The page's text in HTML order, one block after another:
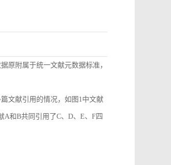
原附属于统一文献元数据标准，
文献引用的情况，如图1中文献
和B共同引用了C、D、E、F四